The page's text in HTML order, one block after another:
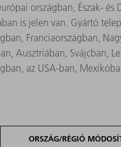
országban, Észak- és
is jelen van. Gyártó
Franciaországban,
Ausztriában, Svájcban,
az USA‑ban,
ORSZÁG/RÉGIÓ